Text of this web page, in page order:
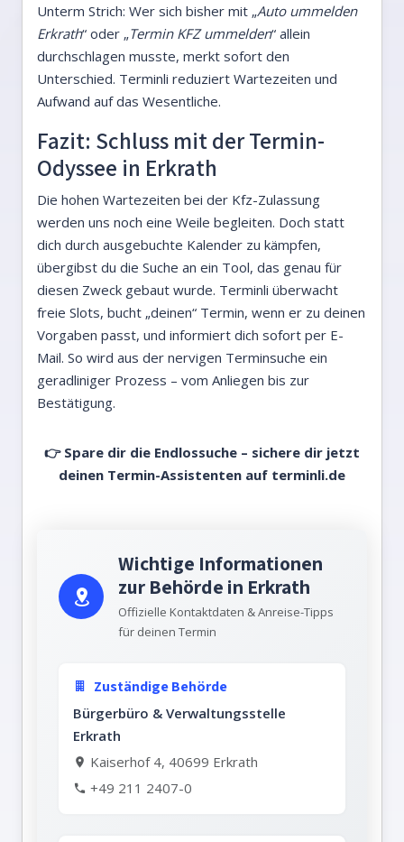
Unterm Strich: Wer sich bisher mit „Auto ummelden
Erkrath“ oder „Termin KFZ ummelden“ allein
durchschlagen musste, merkt sofort den
Unterschied. Terminli reduziert Wartezeiten und
Aufwand auf das Wesentliche.
Fazit: Schluss mit der Termin-
Odyssee in Erkrath
Die hohen Wartezeiten bei der Kfz-Zulassung
werden uns noch eine Weile begleiten. Doch statt
dich durch ausgebuchte Kalender zu kämpfen,
übergibst du die Suche an ein Tool, das genau für
diesen Zweck gebaut wurde. Terminli überwacht
freie Slots, bucht „deinen“ Termin, wenn er zu deinen
Vorgaben passt, und informiert dich sofort per E-
Mail. So wird aus der nervigen Terminsuche ein
geradliniger Prozess – vom Anliegen bis zur
Bestätigung.
👉 Spare dir die Endlossuche – sichere dir jetzt
deinen Termin-Assistenten auf terminli.de
Wichtige Informationen
zur Behörde in Erkrath
Offizielle Kontaktdaten & Anreise-Tipps
für deinen Termin
Zuständige Behörde
Bürgerbüro & Verwaltungsstelle
Erkrath
Kaiserhof 4, 40699 Erkrath
+49 211 2407-0